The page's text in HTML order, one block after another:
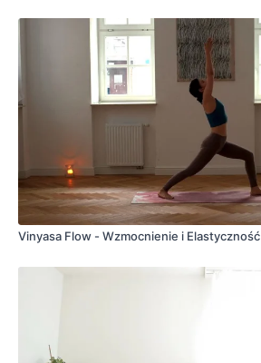
Vinyasa Flow - Wzmocnienie i Elastyczność